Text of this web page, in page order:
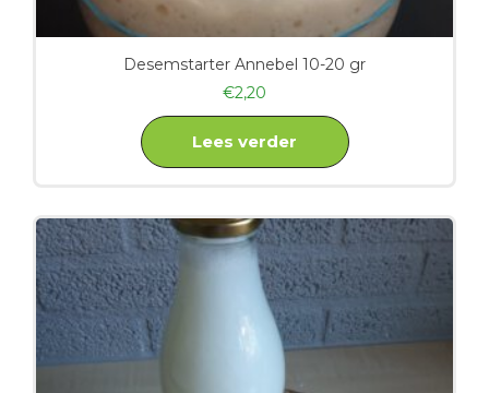
Desemstarter Annebel 10-20 gr
€2,20
Lees verder